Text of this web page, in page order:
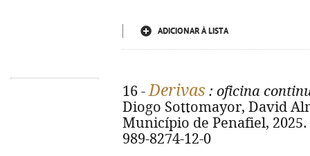
ADICIONAR À LISTA
16 -Derivas : oficina
Diogo Sottomayor, David
Município de Penafiel, 2025.
989-8274-12-0